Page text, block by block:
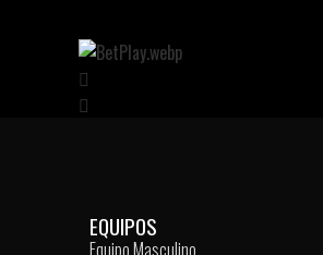
EQUIPOS
Equipo Masculino